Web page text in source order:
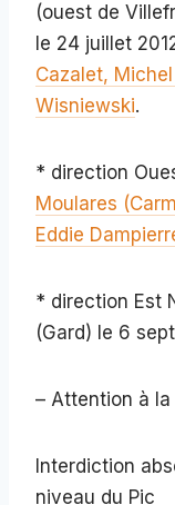
(ouest de
le 24 juillet
Cazalet,
Wisniewski.
* direction
Moulares
Eddie
* direction Est
(Gard) le 6
– Attention à
Interdiction
niveau du Pic